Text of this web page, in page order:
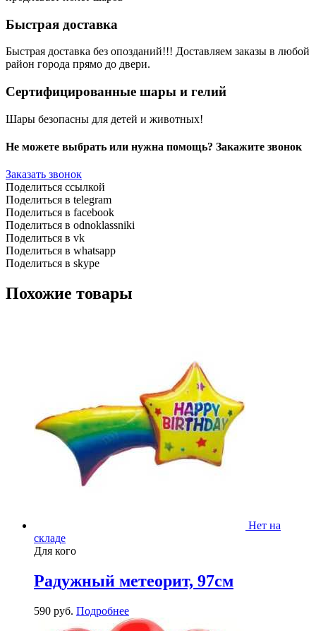
Быстрая доставка
Быстрая доставка без опозданий!!! Доставляем заказы в любой
район города прямо до двери.
Сертифицированные шары и гелий
Шары безопасны для детей и животных!
Не можете выбрать или нужна помощь? Закажите звонок
Заказать звонок
Поделиться ссылкой
Поделиться в telegram
Поделиться в facebook
Поделиться в odnoklassniki
Поделиться в vk
Поделиться в whatsapp
Поделиться в skype
Похожие товары
Нет на
складе
Для кого
Радужный метеорит, 97см
590 руб. Подробнее